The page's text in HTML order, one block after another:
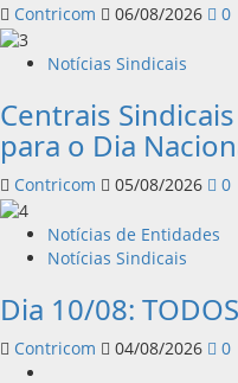
Contricom 06/08/2026 0
Notícias Sindicais
Centrais
para o Dia
Contricom 05/08/2026 0
Notícias de Entidades
Notícias Sindicais
Dia 10/08:
Contricom 04/08/2026
0